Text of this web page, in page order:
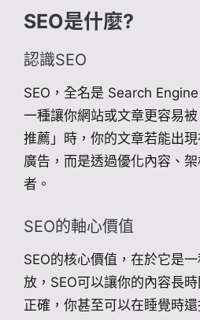
SEO是什麼?
認識SEO
SEO，全名是 Search
一種讓你網站或文章更容易
推薦」時，你的文章若能出
廣告，而是透過優化內容、
者。
SEO的軸心價值
SEO的核心價值，在於它是
放，SEO可以讓你的內容長
正確，你甚至可以在睡覺時